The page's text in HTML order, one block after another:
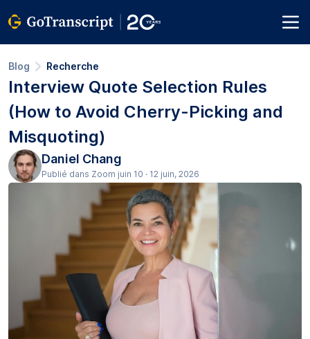
Blog Recherche
Interview Quote Selection Rules
(How to Avoid Cherry-Picking and
Misquoting)
Daniel Chang
Publié dans Zoom juin 10 · 12 juin, 2026